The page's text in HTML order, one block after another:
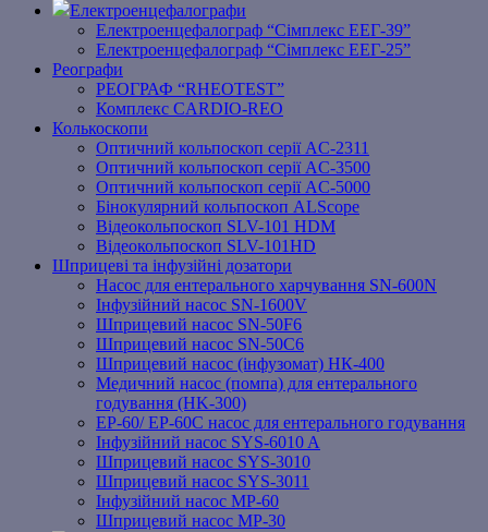
Електроенцефалографи
Електроенцефалограф “Сімплекс ЕЕГ-39”
Електроенцефалограф “Сімплекс ЕЕГ-25”
Реографи
РЕОГРАФ “RHEOTEST”
Комплекс CARDIO-REO
Колькоскопи
Оптичний кольпоскоп серії AC-2311
Оптичний кольпоскоп серії AC-3500
Оптичний кольпоскоп серії AC-5000
Бінокулярний кольпоскоп ALScope
Відеокольпоскоп SLV-101 HDM
Відеокольпоскоп SLV-101HD
Шприцеві та інфузійні дозатори
Насос для ентерального харчування SN-600N
Інфузійний насос SN-1600V
Шприцевий насос SN-50F6
Шприцевий насос SN-50C6
Шприцевий насос (інфузомат) НК-400
Медичний насос (помпа) для ентерального
годування (HK-300)
EP-60/ EP-60C насос для ентерального годування
Інфузійний насос SYS-6010 A
Шприцевий насос SYS-3010
Шприцевий насос SYS-3011
Інфузійний насос MP-60
Шприцевий насос MP-30